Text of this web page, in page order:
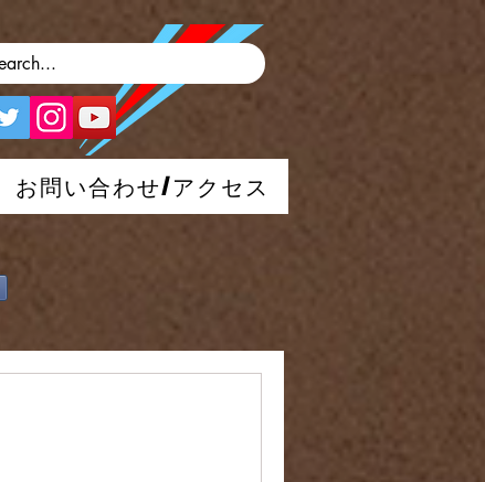
お問い合わせ/アクセス